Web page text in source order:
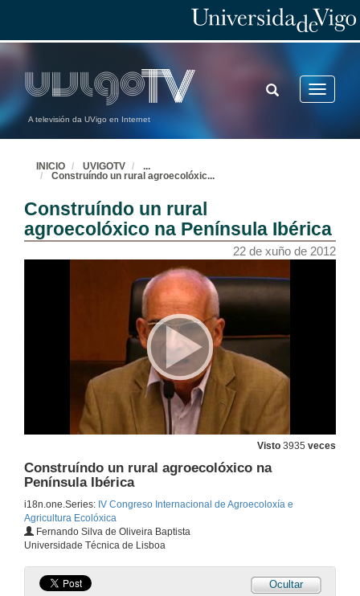
A televisión da UVigo en Internet
Toggle
TOGGLE
SEARCH
INICIO UVIGOTV
...
Construíndo un rural agroecolóxic...
Construíndo un rural
agroecolóxico na Península Ibérica
22 de xuño de 2012
Visto 3935 veces
Construíndo un rural agroecolóxico na
Península Ibérica
i18n.one.Series: IV Congreso Internacional de Agroecoloxía e
Agricultura Ecolóxica
Fernando Silva de Oliveira Baptista
Universidade Técnica de Lisboa
Ocultar